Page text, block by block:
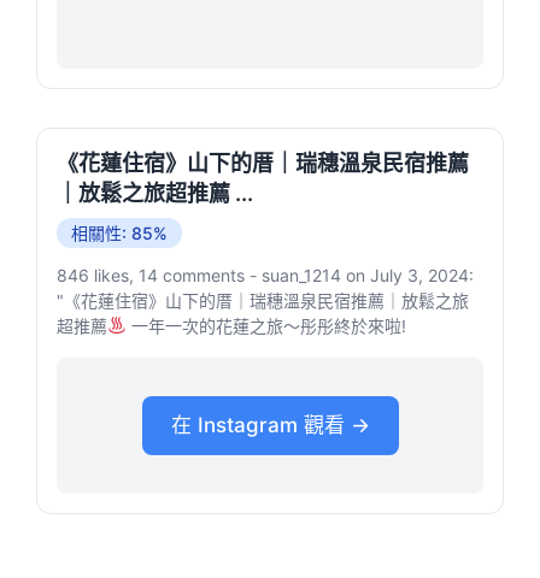
《花蓮住宿》山下的厝｜瑞穗溫泉民宿推薦
｜放鬆之旅超推薦 ...
相關性: 85%
846 likes, 14 comments - suan_1214 on July 3, 2024:
"《花蓮住宿》山下的厝｜瑞穗溫泉民宿推薦｜放鬆之旅
超推薦
一年一次的花蓮之旅～彤彤終於來啦!
在 Instagram 觀看 →